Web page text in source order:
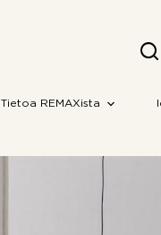
Tietoa REMAXista